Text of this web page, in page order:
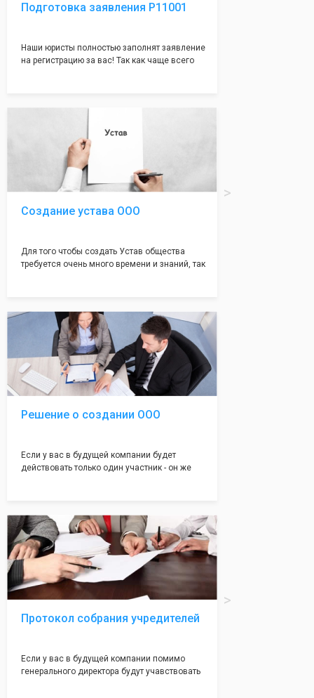
Подготовка заявления Р11001
Наши юристы полностью заполнят заявление
на регистрацию за вас! Так как чаще всего
большая часть отказов - наши юристы с
оформление самого сложного документа на
себя! Многолетний опыт работы наших
юристов позволяет оформлять заявление без
ошибок, тем самым гарантируя вам
успешную регистрацию в налоговой
Создание устава ООО
Для того чтобы создать Устав общества
требуется очень много времени и знаний, так
Наша компания предоставит вам свой
уникальный Устав Общества, который
подойдет для любой компании. Устав,
сделанный нашими профессиональными
юристами, успешно проходит регистрацию в
налоговой инспекции!
Решение о создании ООО
Если у вас в будущей компании будет
действовать только один участник - он же
грамотно составят данное заявление, а Вам
нужно будет только поставить подпись на
нём!
Протокол собрания учредителей
Если у вас в будущей компании помимо
генерального директора будут учавствовать